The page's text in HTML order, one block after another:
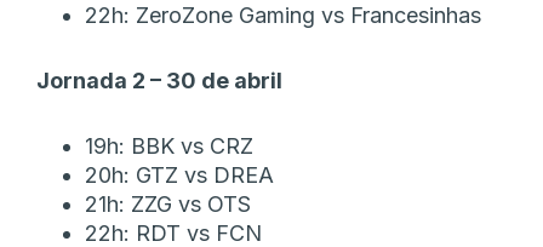
22h: ZeroZone Gaming vs Francesinhas
Jornada 2 – 30 de abril
19h: BBK vs CRZ
20h: GTZ vs DREA
21h: ZZG vs OTS
22h: RDT vs FCN